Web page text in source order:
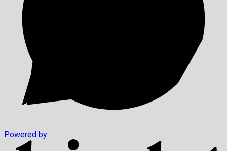
Powered by